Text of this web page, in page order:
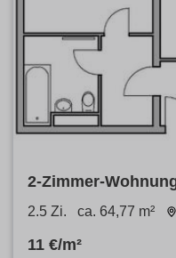
2-Zimmer-
2.5 Zi. ca. 64,77 m²
11 €/m²